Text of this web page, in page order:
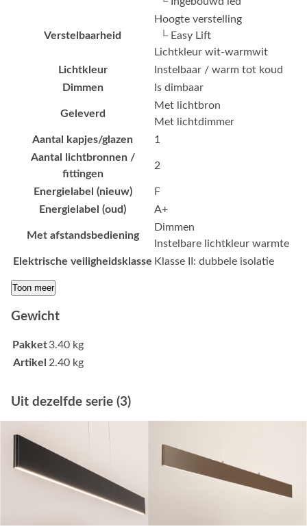
Verstelbaarheid
Hoogte verstelling
└ Easy Lift
Lichtkleur wit-warmwit
Lichtkleur
Instelbaar / warm tot koud
Dimmen
Is dimbaar
Geleverd
Met lichtbron
Met lichtdimmer
Aantal kapjes/glazen
1
Aantal lichtbronnen /
fittingen
2
Energielabel (nieuw)
F
Energielabel (oud)
A+
Met afstandsbediening
Dimmen
Instelbare lichtkleur warmte
Elektrische veiligheidsklasse Klasse II: dubbele isolatie
Toon meer
Gewicht
Pakket3.40 kg
Artikel 2.40 kg
Uit dezelfde serie (3)